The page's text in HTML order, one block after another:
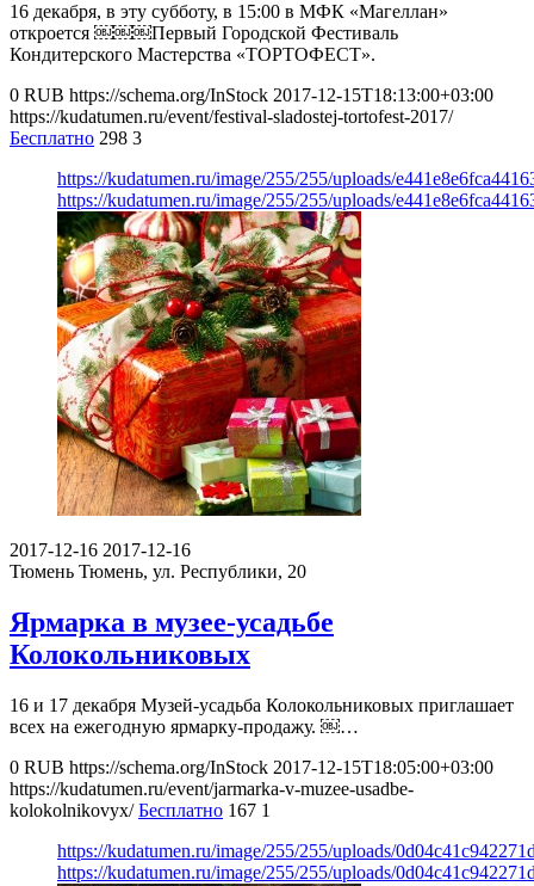
16 декабря, в эту субботу, в 15:00 в МФК «Магеллан»
откроется ￼￼￼Первый Городской Фестиваль
Кондитерского Мастерства «ТОРТОФЕСТ».
0 RUB https://schema.org/InStock 2017-12-15T18:13:00+03:00
https://kudatumen.ru/event/festival-sladostej-tortofest-2017/
Бесплатно 298 3
https://kudatumen.ru/image/255/255/uploads/
https://kudatumen.ru/image/255/255/uploads/
2017-12-16 2017-12-16
Тюмень Тюмень, ул. Республики, 20
Ярмарка в музее-усадьбе
Колокольниковых
16 и 17 декабря Музей-усадьба Колокольниковых приглашает
всех на ежегодную ярмарку-продажу. ￼…
0 RUB https://schema.org/InStock 2017-12-15T18:05:00+03:00
https://kudatumen.ru/event/jarmarka-v-muzee-usadbe-
kolokolnikovyx/ Бесплатно 167 1
https://kudatumen.ru/image/255/255/uploads/
https://kudatumen.ru/image/255/255/uploads/